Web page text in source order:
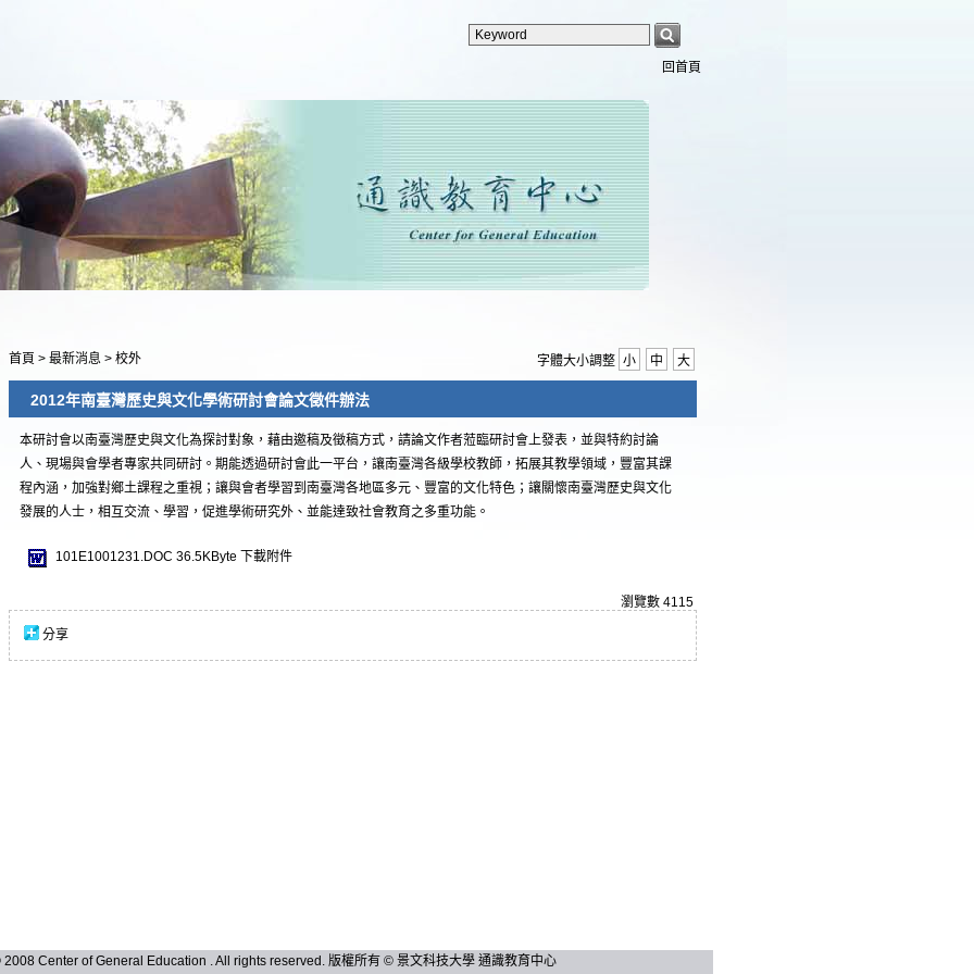
回首頁
首頁 > 最新消息 > 校外 字體大小調整 小 中 大
2012年南臺灣歷史與文化學術研討會論文徵件辦法
本研討會以南臺灣歷史與文化為探討對象，藉由邀稿及徵稿方式，請論文作者蒞臨研討會上發表，並與特約討論
人、現場與會學者專家共同研討。期能透過研討會此一平台，讓南臺灣各級學校教師，拓展其教學領域，豐富其課
程內涵，加強對鄉土課程之重視；讓與會者學習到南臺灣各地區多元、豐富的文化特色；讓關懷南臺灣歷史與文化
發展的人士，相互交流、學習，促進學術研究外、並能達致社會教育之多重功能。
101E1001231.DOC 36.5KByte 下載附件
瀏覽數 4115
分享
Center of General Education . All rights reserved. 版權所有 © 景文科技大學 通識教育中心